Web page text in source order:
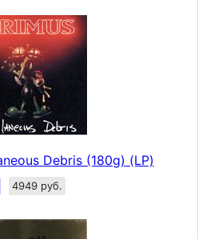
Debris (180g) (LP)
4949 руб.